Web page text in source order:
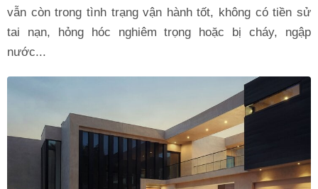
vẫn còn trong tình trạng vận hành tốt, không có tiền sử
tai nạn, hỏng hóc nghiêm trọng hoặc bị cháy, ngập
nước...